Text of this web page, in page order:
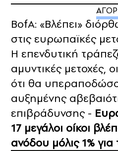
BofA: «Βλέπει»
στις ευρωπαϊκές
Η επενδυτική
αμυντικές μετοχές,
ότι θα
αυξημένης
επιβράδυνσης -
17 μεγάλοι οίκοι
ανόδου μόλις 1% για